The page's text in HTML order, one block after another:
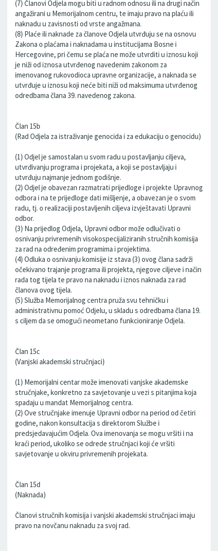
(7) Članovi Odjela mogu biti u radnom odnosu ili na drugi način
angažirani u Memorijalnom centru, te imaju pravo na plaću ili
naknadu u zavisnosti od vrste angažmana.
(8) Plaće ili naknade za članove Odjela utvrđuju se na osnovu
Zakona o plaćama i naknadama u institucijama Bosne i
Hercegovine, pri čemu se plaća ne može utvrditi u iznosu koji
je niži od iznosa utvrđenog navedenim zakonom za
imenovanog rukovodioca upravne organizacije, a naknada se
utvrđuje u iznosu koji neće biti niži od maksimuma utvrđenog
odredbama člana 39. navedenog zakona.
Član 15b
(Rad Odjela za istraživanje genocida i za edukaciju o genocidu)
(1) Odjel je samostalan u svom radu u postavljanju ciljeva,
utvrđivanju programa i projekata, a koji se postavljaju i
utvrđuju najmanje jednom godišnje.
(2) Odjel je obavezan razmatrati prijedloge i projekte Upravnog
odbora i na te prijedloge dati mišljenje, a obavezan je o svom
radu, tj. o realizaciji postavljenih ciljeva izvještavati Upravni
odbor.
(3) Na prijedlog Odjela, Upravni odbor može odlučivati o
osnivanju privremenih visokospecijaliziranih stručnih komisija
za rad na određenim programima i projektima.
(4) Odluka o osnivanju komisije iz stava (3) ovog člana sadrži
očekivano trajanje programa ili projekta, njegove ciljeve i način
rada tog tijela te pravo na naknadu i iznos naknada za rad
članova ovog tijela.
(5) Služba Memorijalnog centra pruža svu tehničku i
administrativnu pomoć Odjelu, u skladu s odredbama člana 19.
s ciljem da se omogući neometano funkcioniranje Odjela.
Član 15c
(Vanjski akademski stručnjaci)
(1) Memorijalni centar može imenovati vanjske akademske
stručnjake, konkretno za savjetovanje u vezi s pitanjima koja
spadaju u mandat Memorijalnog centra.
(2) Ove stručnjake imenuje Upravni odbor na period od četiri
godine, nakon konsultacija s direktorom Službe i
predsjedavajućim Odjela. Ova imenovanja se mogu vršiti i na
kraći period, ukoliko se odrede stručnjaci koji će vršiti
savjetovanje u okviru privremenih projekata.
Član 15d
(Naknada)
Članovi stručnih komisija i vanjski akademski stručnjaci imaju
pravo na novčanu naknadu za svoj rad.